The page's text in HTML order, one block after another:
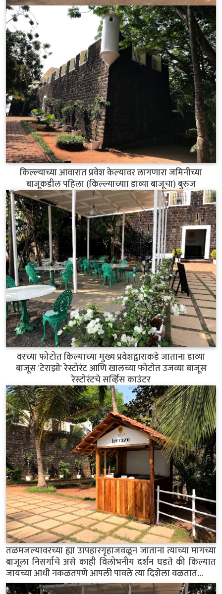
किल्ल्याच्या आवारात प्रवेश केल्यावर लागणारा जमिनीच्या
बाजूकडील पहिला (किल्ल्याच्याा डाव्या बाजूचा) बुरुज
वरच्या फोटोत किल्याच्या मुख्य प्रवेशद्वाराकडे जाताना डाव्या
बाजूस 'टेराझो' रेस्टोरंट आणि खालच्या फोटोत उजव्या बाजूस
रेस्टोरंटचे सर्व्हिस काउंटर
तळमजल्यावरच्या ह्या उापहारगृहाजवळून जाताना त्याच्या मागच्या
बाजूला निसर्गाचे असे काही विलोभनीय दर्शन घडते की किल्यात
जायच्या आधी नकळतपणे आपली पावले त्या दिशेला वळतात...